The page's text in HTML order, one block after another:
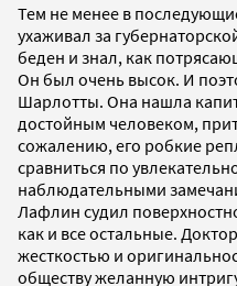
Тем не менее в
ухаживал за
беден и знал, как
Он был очень высок. И
Шарлотты. Она нашла
достойным человеком,
сожалению, его робкие
сравниться по
наблюдательными
Лафлин судил
как и все остальные.
жесткостью и
обществу желанную